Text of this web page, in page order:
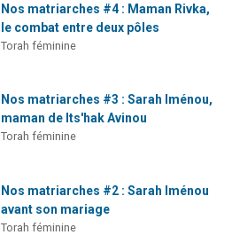
Nos matriarches #4 : Maman Rivka,
le combat entre deux pôles
Torah féminine
Nos matriarches #3 : Sarah Iménou,
maman de Its'hak Avinou
Torah féminine
Nos matriarches #2 : Sarah Iménou
avant son mariage
Torah féminine